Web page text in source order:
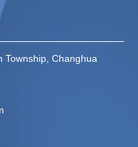
Township Changhua